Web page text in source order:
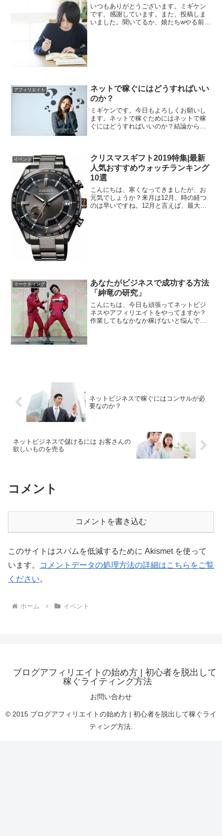
いつもありがとうございます。ミギケン
です。感謝しています。また、投稿しま
いました。聞いてるか、娘たちwやる前か
アフィリエイト
ネットで稼ぐにはどうすればいい
のか？
ミギケンです。今日もよろしくお願いし
ます。ネットで稼ぐためにはネットで稼
ぐにはどうすればいいのか？結論から言
例えば、あなたがお店を開...
イベント
クリスマスギフト2019特集|最新
人気おすすめウォッチランキング
10選
こんにちは、寒くなってきましたが、お
元気でしょうか？来月は12月、時の経つ
のは早いですね。12月と言えば、最大の
マーケティング
あなたがビジネスで成功する方法
「紳竜の研究」
こんにちは、今日も頑張ってネットビジ
ネスやアフィリエイトをやってますか？
作業してもなかなか稼げないと悩んでい
ネットビジネスで稼ぐにはコンサルが必
要なのか？
ネットビジネスで儲けるには お客さんの
欲しいものを売る
コメント
コメントを書き込む
このサイトはスパムを低減するために Akismet を使って
います。
コメントデータの処理方法の詳細はこちらをご覧
ください。
ホーム イベント
ブログアフィリエイトの始め方 | 初心者を脱出して
稼ぐライティング方法
お問い合わせ
© 2015 ブログアフィリエイトの始め方 | 初心者を脱出して稼ぐライ
ティング方法.